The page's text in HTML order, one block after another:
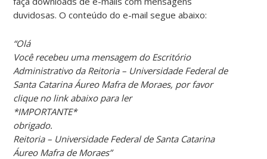
duvidosas. O conteúdo do e-mail segue abaixo:
“Olá
Você recebeu uma mensagem do Escritório
Administrativo da Reitoria – Universidade Federal de
Santa Catarina Áureo Mafra de Moraes, por favor
clique no link abaixo para ler
*IMPORTANTE*
obrigado.
Reitoria – Universidade Federal de Santa Catarina
Áureo Mafra de Moraes”